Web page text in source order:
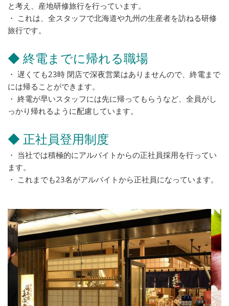
と考え、産地研修旅行を行っています。
・ これは、全スタッフで北海道や九州の生産者を訪ねる研修
旅行です。
◆ 終電までに帰れる職場
・ 遅くても23時 閉店で深夜営業はありませんので、終電まで
には帰ることができます。
・ 終電が早いスタッフには先に帰ってもらうなど、全員がし
っかり帰れるように配慮しています。
◆ 正社員登用制度
・ 当社では積極的にアルバイトからの正社員採用を行ってい
ます。
・ これまでも23名がアルバイトから正社員になっています。